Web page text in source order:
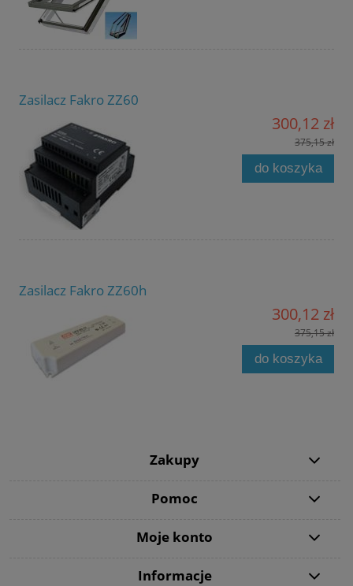
Zasilacz Fakro ZZ60
300,12 zł
375,15 zł
do koszyka
Zasilacz Fakro ZZ60h
300,12 zł
375,15 zł
do koszyka
Zakupy
Pomoc
Moje konto
Informacje